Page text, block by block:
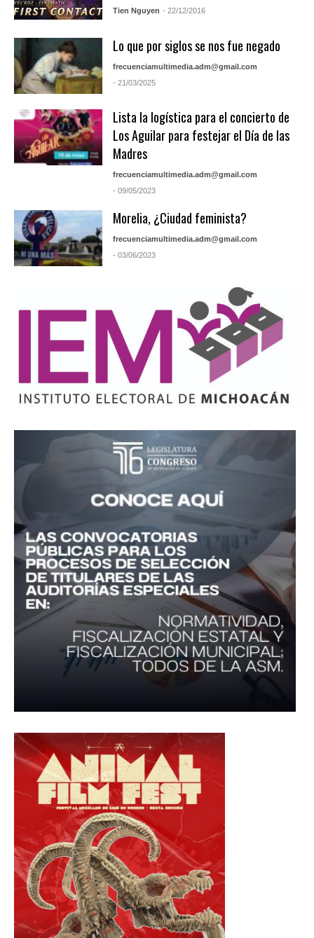
Tien Nguyen - 22/12/2016
Lo que por siglos se nos fue negado
frecuenciamultimedia.adm@gmail.com
- 21/03/2025
Lista la logística para el concierto de
Los Aguilar para festejar el Día de las
Madres
frecuenciamultimedia.adm@gmail.com
- 09/05/2023
Morelia, ¿Ciudad feminista?
frecuenciamultimedia.adm@gmail.com
- 03/06/2023